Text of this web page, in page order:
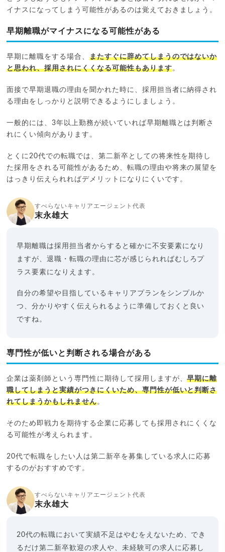
イナスになってしまう可能性があるのは覚えておきましょう。
早期離職がマイナスになる可能性がある
早期に離職をする場合、 またすぐに辞めてしまうのではないか
と思われ、採用されにくくなる可能性もあります。
面接で早期退職の理由を聞かれた時に、採用担当者に納得され
る理由をしっかりと説明できるようにしましょう。
一般的には、3年以上勤務が続いていれば早期離職とは判断さ
れにくい傾向があります。
とくに20代での転職では、第二新卒としての将来性を期待し
た採用をされる可能性があるため、転職の理由や将来の展望を
はっきり伝えられればデメリットになりにくいです。
すべらないキャリアエージェント代表
末永雄大
早期離職は採用担当者からすると確かに不安要素になり
ますが、退職・転職の理由に芯が感じられればむしろプ
ラス要素になりえます。
自分の希望や目指しているキャリアプランをシンプルか
つ、分かりやすく伝えられるように準備しておくと良い
ですね。
専門性が低いと判断される場合がある
企業は薬剤師という専門性に期待して採用しますが、早期に離
職してしまうと実績がつきにくいため、専門性が低いと判断さ
れてしまうかもしれません。
そのため即戦力を期待する企業に応募しても採用されにくくな
る可能性が考えられます。
20代で転職をしたい人は第二新卒を募集している求人に応募
するのがおすすめです。
すべらないキャリアエージェント代表
末永雄大
20代の転職において実績不足はやむをえないため、でき
るだけ第二新卒歓迎の求人や、未経験可の求人に応募し